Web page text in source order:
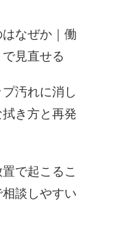
なぜか｜働
見直せる
汚れに消し
き方と再発
で起こるこ
談しやすい